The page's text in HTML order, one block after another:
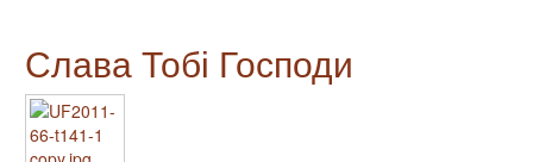
Слава Тобі Господи